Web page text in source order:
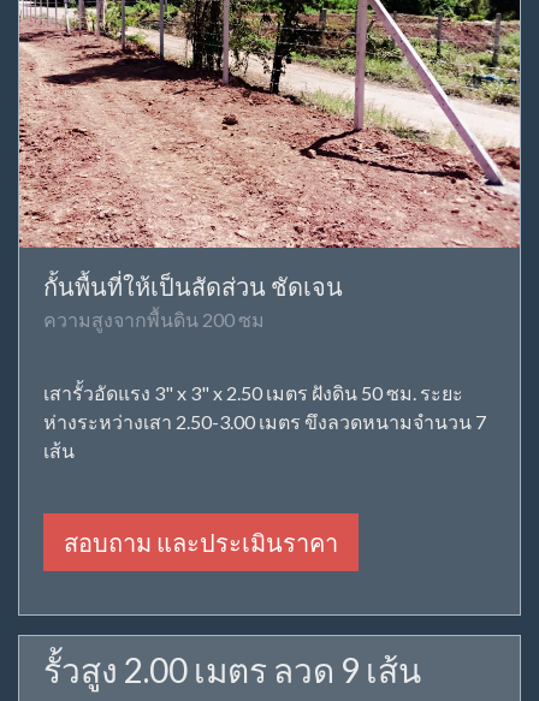
กั้นพื้นที่ให้เป็นสัดส่วน ชัดเจน
ความสูงจากพื้นดิน 200 ซม
เสารั้วอัดแรง 3" x 3" x 2.50 เมตร ฝังดิน 50 ซม. ระยะ
ห่างระหว่างเสา 2.50-3.00 เมตร ขึงลวดหนามจำนวน 7
เส้น
สอบถาม และประเมินราคา
รั้วสูง 2.00 เมตร ลวด 9 เส้น